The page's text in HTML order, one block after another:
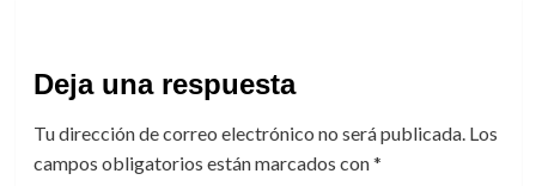
Deja una respuesta
Tu dirección de correo electrónico no será publicada. Los
campos obligatorios están marcados con*